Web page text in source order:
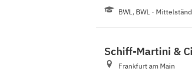
BWL, BWL -
Schiff-Martini &
Frankfurt am Main